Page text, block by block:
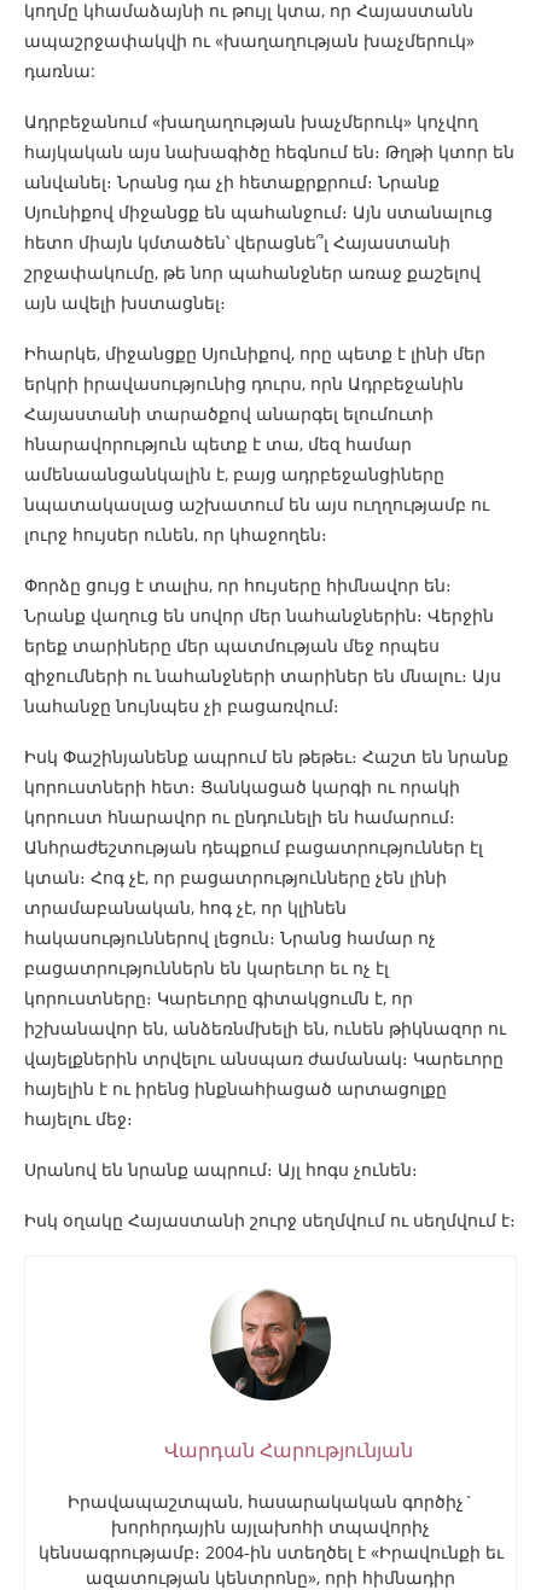
կողմը կհամաձայնի ու թույլ կտա, որ Հայաստանն
ապաշրջափակվի ու «խաղաղության խաչմերուկ»
դառնա:
Ադրբեջանում «խաղաղության խաչմերուկ» կոչվող
հայկական այս նախագիծը հեգնում են։ Թղթի կտոր են
անվանել։ Նրանց դա չի հետաքրքրում։ Նրանք
Սյունիքով միջանցք են պահանջում։ Այն ստանալուց
հետո միայն կմտածեն՝ վերացնե՞լ Հայաստանի
շրջափակումը, թե նոր պահանջներ առաջ քաշելով
այն ավելի խստացնել։
Իհարկե, միջանցքը Սյունիքով, որը պետք է լինի մեր
երկրի իրավասությունից դուրս, որն Ադրբեջանին
Հայաստանի տարածքով անարգել ելումուտի
հնարավորություն պետք է տա, մեզ համար
ամենաանցանկալին է, բայց ադրբեջանցիները
նպատակասլաց աշխատում են այս ուղղությամբ ու
լուրջ հույսեր ունեն, որ կհաջողեն։
Փորձը ցույց է տալիս, որ հույսերը հիմնավոր են։
Նրանք վաղուց են սովոր մեր նահանջներին։ Վերջին
երեք տարիները մեր պատմության մեջ որպես
զիջումների ու նահանջների տարիներ են մնալու։ Այս
նահանջը նույնպես չի բացառվում։
Իսկ Փաշինյանենք ապրում են թեթեւ։ Հաշտ են նրանք
կորուստների հետ։ Ցանկացած կարգի ու որակի
կորուստ հնարավոր ու ընդունելի են համարում։
Անհրաժեշտության դեպքում բացատրություններ էլ
կտան։ Հոգ չէ, որ բացատրությունները չեն լինի
տրամաբանական, հոգ չէ, որ կլինեն
հակասություններով լեցուն։ Նրանց համար ոչ
բացատրություններն են կարեւոր եւ ոչ էլ
կորուստները։ Կարեւորը գիտակցումն է, որ
իշխանավոր են, անձեռնմխելի են, ունեն թիկնազոր ու
վայելքներին տրվելու անսպառ ժամանակ։ Կարեւորը
հայելին է ու իրենց ինքնահիացած արտացոլքը
հայելու մեջ։
Սրանով են նրանք ապրում։ Այլ հոգս չունեն։
Իսկ օղակը Հայաստանի շուրջ սեղմվում ու սեղմվում է։
Վարդան Հարությունյան
Իրավապաշտպան, հասարակական գործիչ`
խորհրդային այլախոհի տպավորիչ
կենսագրությամբ։ 2004-ին ստեղծել է «Իրավունքի եւ
ազատության կենտրոնը», որի հիմնադիր